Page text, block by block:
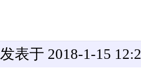
发表于 2018-1-15